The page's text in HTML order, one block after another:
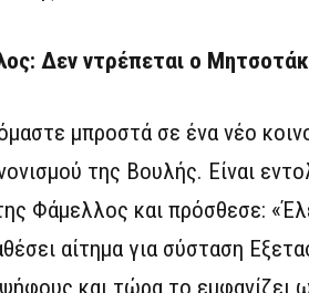
Δεν ντρέπεται ο
μπροστά σε ένα νέο
της Βουλής. Είναι
Φάμελλος και πρόσθεσε:
αίτημα για σύσταση